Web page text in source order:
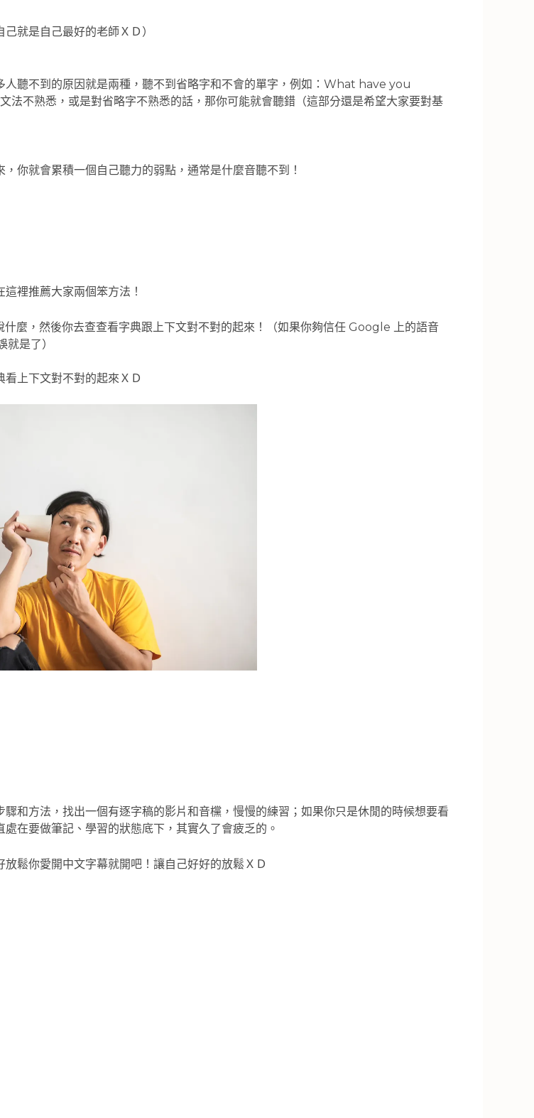
就是自己最好的老師ＸＤ）
聽不到的原因就是兩種，聽不到省略字和不會的單字，例如：What have you
不熟悉，或是對省略字不熟悉的話，那你可能就會聽錯（這部分還是希望大家要對基
你就會累積一個自己聽力的弱點，通常是什麼音聽不到！
裡推薦大家兩個笨方法！
麼，然後你去查查看字典跟上下文對不對的起來！（如果你夠信任 Google 上的語音
是了）
上下文對不對的起來ＸＤ
和方法，找出一個有逐字稿的影片和音欓，慢慢的練習；如果你只是休閒的時候想要看
在要做筆記、學習的狀態底下，其實久了會疲乏的。
鬆你愛開中文字幕就開吧！讓自己好好的放鬆ＸＤ